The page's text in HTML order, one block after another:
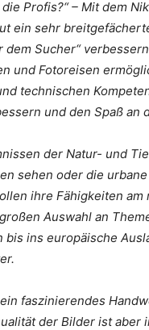
die Profis?“ – Mit dem
ein sehr
dem Sucher“
und Fotoreisen
technischen
und den Spaß an
der Natur- und
sehen oder die
ihre Fähigkeiten
Auswahl an
bis ins europäische
faszinierendes
der Bilder ist aber